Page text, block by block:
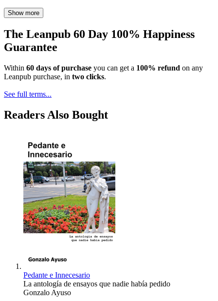
Show more
The Leanpub 60 Day 100% Happiness
Guarantee
Within 60 days of purchase you can get a 100% refund on any
Leanpub purchase, in two clicks.
See full terms...
Readers Also Bought
Pedante e Innecesario
La antología de ensayos que nadie había pedido
Gonzalo Ayuso